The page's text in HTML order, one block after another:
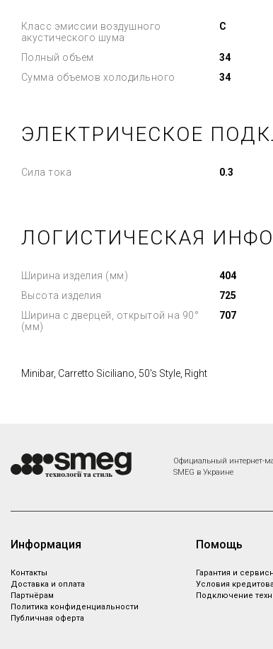
Класс эмиссии воздушного
акустического шума
C
Полный объем
34
Сумма объемов холодильного
34
ЭЛЕКТРИЧЕСКОЕ
Сила тока 0.3
ЛОГИСТИЧЕСКАЯ
Ширина изделия (мм)
404
Высота изделия
725
Ширина с дверцей, открытой на 90°
(мм)
707
Minibar, Carretto Siciliano, 50's Style, Right
Официальный интернет-
SMEG в Украине
Информация
Контакты
Доставка и оплата
Партнёрам
Политика конфиденциальности
Публичная оферта
Помощь
Гарантия и
Условия
Подключение